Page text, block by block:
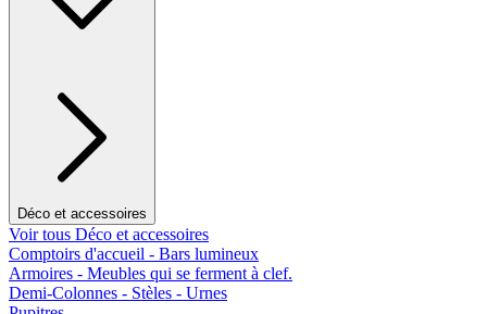
Déco et accessoires
Voir tous Déco et accessoires
Comptoirs d'accueil - Bars lumineux
Armoires - Meubles qui se ferment à clef.
Demi-Colonnes - Stèles - Urnes